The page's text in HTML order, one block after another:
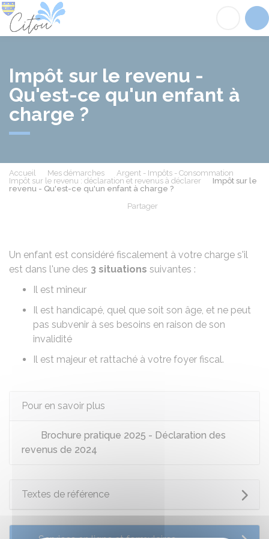
Impôt sur le revenu -
Qu'est-ce qu'un enfant à
charge ?
Accueil Mes démarches
Argent - Impôts - Consommation
Impôt sur le revenu : déclaration et revenus à déclarer
Impôt sur le
revenu - Qu'est-ce qu'un enfant à charge ?
Partager
Un enfant est considéré fiscalement à votre charge s'il
est dans l'une des 3 situations suivantes :
Il est mineur
Il est handicapé, quel que soit son âge, et ne peut
pas subvenir à ses besoins en raison de son
invalidité
Il est majeur et rattaché à votre foyer fiscal.
Pour en savoir plus
Brochure pratique 2025 - Déclaration des
revenus de 2024
Textes de référence